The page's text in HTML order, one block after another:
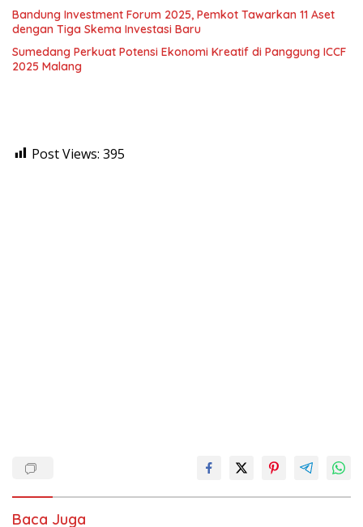
Bandung Investment Forum 2025, Pemkot Tawarkan 11 Aset
dengan Tiga Skema Investasi Baru
Sumedang Perkuat Potensi Ekonomi Kreatif di Panggung ICCF
2025 Malang
Post Views: 395
Baca Juga